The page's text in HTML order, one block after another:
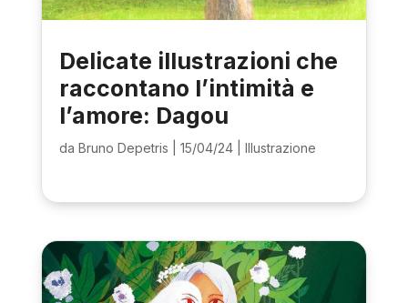
Delicate illustrazioni che
raccontano l’intimità e
l’amore: Dagou
da Bruno Depetris 15/04/24| Illustrazione